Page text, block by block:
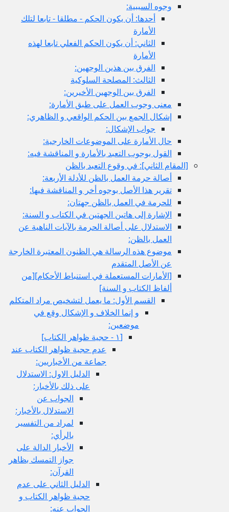
أحدها: أن يكون الحكم - مطلقا - تابعا لتلك
الثاني: أن يكون الحكم الفعلي تابعا لهذه
الفرق بين هذين الوجهين:
الثالث: المصلحة السلوكية
الفرق بين الوجهين الأخيرين:
معنى وجوب العمل على طبق الأمارة:
إشكال الجمع بين الحكم الواقعي و الظاهري:
جواب الإشكال:
حال الأمارة على الموضوعات الخارجية:
القول بوجوب التعبد بالأمارة و المناقشة فيه:
الثاني‏]: في وقوع التعبد بالظن
أصالة حرمة العمل بالظن للأدلة الأربعة:
تقرير هذا الأصل بوجوه أخر و المناقشة فيها:
للحرمة في العمل بالظن جهتان:
الإشارة إلى هاتين الجهتين في الكتاب و السنة:
الاستدلال على أصالة الحرمة بالآيات الناهية عن
موضوع هذه الرسالة هي الظنون المعتبرة الخارجة
عن الأصل المتقدم
[الأمارات المستعملة في استنباط الأحكام‏][من
ألفاظ الكتاب و السنة]
القسم الأول: ما يعمل لتشخيص مراد المتكلم
و إنما الخلاف و الإشكال وقع في
عدم حجية ظواهر الكتاب عند
جماعة من الأخباريين:
الدليل الاول: الاستدلال
على ذلك بالأخبار:
الاستدلال بالأخبار:
لمراد من التفسير
الأخبار الدالة على
جواز التمسك بظاهر
الدليل الثاني على عدم
حجية ظواهر الكتاب و